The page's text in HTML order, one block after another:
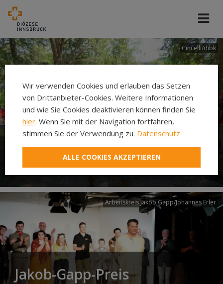
Cincelli/dibk
Neuer Pilgerweg Via
Laudato si’
Arbeitskreis Jakob Gapp/Johannes Erler
Jakob-Gapp-Preis
Wir verwenden Cookies und erlauben das Setzen
von Drittanbieter-Cookies. Weitere Informationen
und wie Sie Cookies deaktivieren können finden Sie
hier. Wenn Sie mit der Navigation fortfahren,
stimmen Sie der Verwendung zu. Datenschutz
ALLE COOKIES AKZEPTIEREN